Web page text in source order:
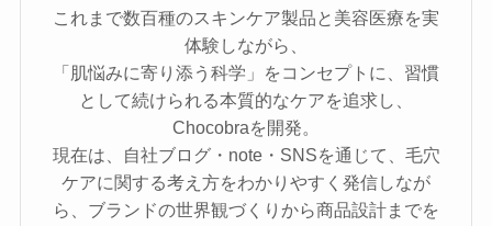
これまで数百種のスキンケア製品と美容医療を実
体験しながら、
「肌悩みに寄り添う科学」をコンセプトに、習慣
として続けられる本質的なケアを追求し、
Chocobraを開発。
現在は、自社ブログ・note・SNSを通じて、毛穴
ケアに関する考え方をわかりやすく発信しなが
ら、ブランドの世界観づくりから商品設計までを